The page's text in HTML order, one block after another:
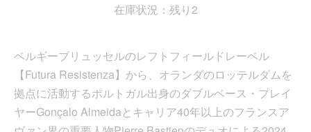
在庫状況：残り2
ベルギーブリュッセルのレフトフィールドレーベル
【Futura Resistenza】から、オランダのロッテルダムを
拠点に活動するポルトガル出身のダブルベース・プレイ
ヤーGonçalo Almeidaとキャリア40年以上のフランスア